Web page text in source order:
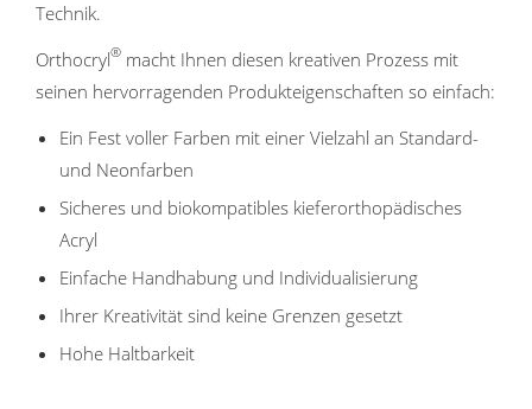
Technik.
Orthocryl® macht Ihnen diesen kreativen Prozess mit
seinen hervorragenden Produkteigenschaften so einfach:
Ein Fest voller Farben mit einer Vielzahl an Standard-
und Neonfarben
Sicheres und biokompatibles kieferorthopädisches
Acryl
Einfache Handhabung und Individualisierung
Ihrer Kreativität sind keine Grenzen gesetzt
Hohe Haltbarkeit